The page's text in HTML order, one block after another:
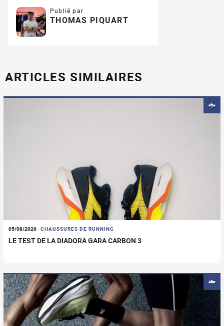
Publié par
THOMAS PIQUART
ARTICLES SIMILAIRES
05/08/2026-CHAUSSURES DE RUNNING
LE TEST DE LA DIADORA GARA CARBON 3